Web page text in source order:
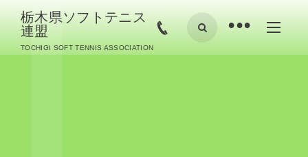
栃木県ソフトテニス
連盟
TOCHIGI SOFT TENNIS ASSOCIATION
•